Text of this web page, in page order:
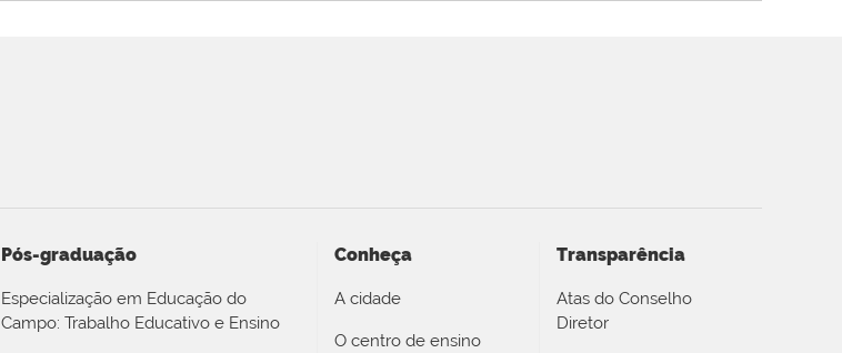
Pós-graduação
Especialização em Educação do
Campo: Trabalho Educativo e Ensino
Conheça
A cidade
O centro de ensino
Transparência
Atas do Conselho
Diretor